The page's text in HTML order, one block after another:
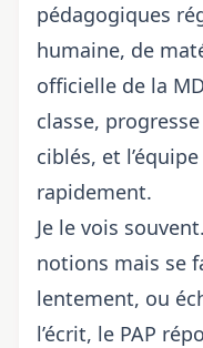
pédagogiques
humaine, de
officielle de la
classe,
ciblés, et
rapidement.
Je le vois
notions mais se
lentement, ou
l’écrit, le PAP